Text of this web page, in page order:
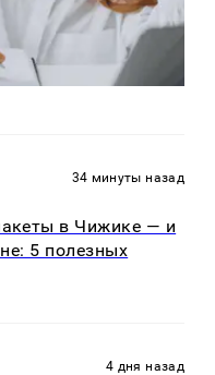
34 минуты назад
в Чижике — и
5 полезных
4 дня назад